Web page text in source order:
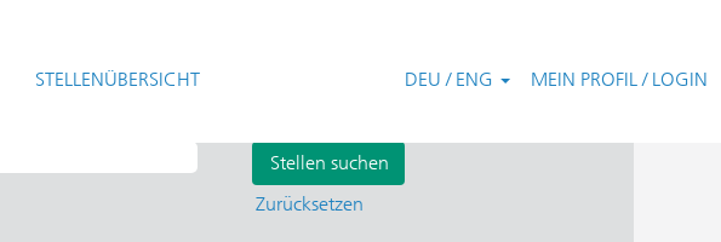
STELLENÜBERSICHT DEU / ENG MEIN PROFIL / LOGIN
Zurücksetzen